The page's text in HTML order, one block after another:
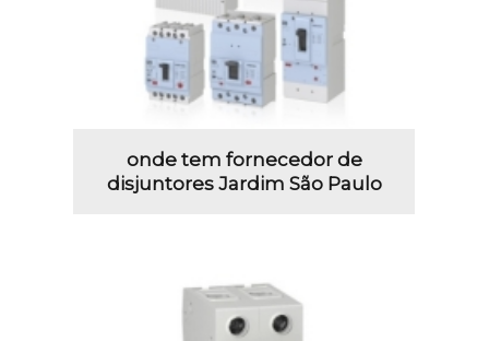
onde tem fornecedor de
disjuntores Jardim São Paulo